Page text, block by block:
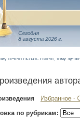
Сегодня
8 августа 2026 г.
нечего сказать своего, тому
Избранное -
по рубрикам: